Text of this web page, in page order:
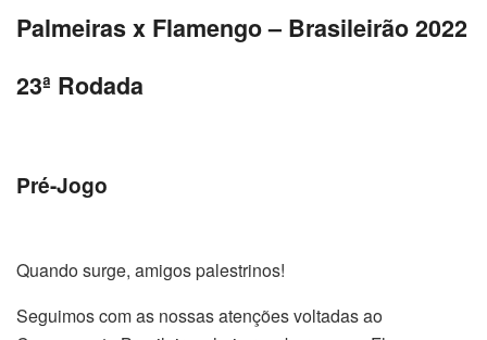
Palmeiras x Flamengo – Brasileirão 2022
23ª Rodada
Pré-Jogo
Quando surge, amigos palestrinos!
Seguimos com as nossas atenções voltadas ao